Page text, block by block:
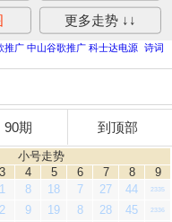
更多走势 ↓↓
推广 中山谷歌推广 科士达电源 诗词
90期 到顶部
小号走势
3 4 5 6 7 8
9
1 8 18 7 27 44 2335
2 9 19 8 28 45 2336